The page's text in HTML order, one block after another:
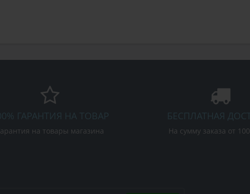
ГАРАНТИЯ НА ТОВАР
на товары магазина
БЕСПЛАТНАЯ
На сумму заказа от